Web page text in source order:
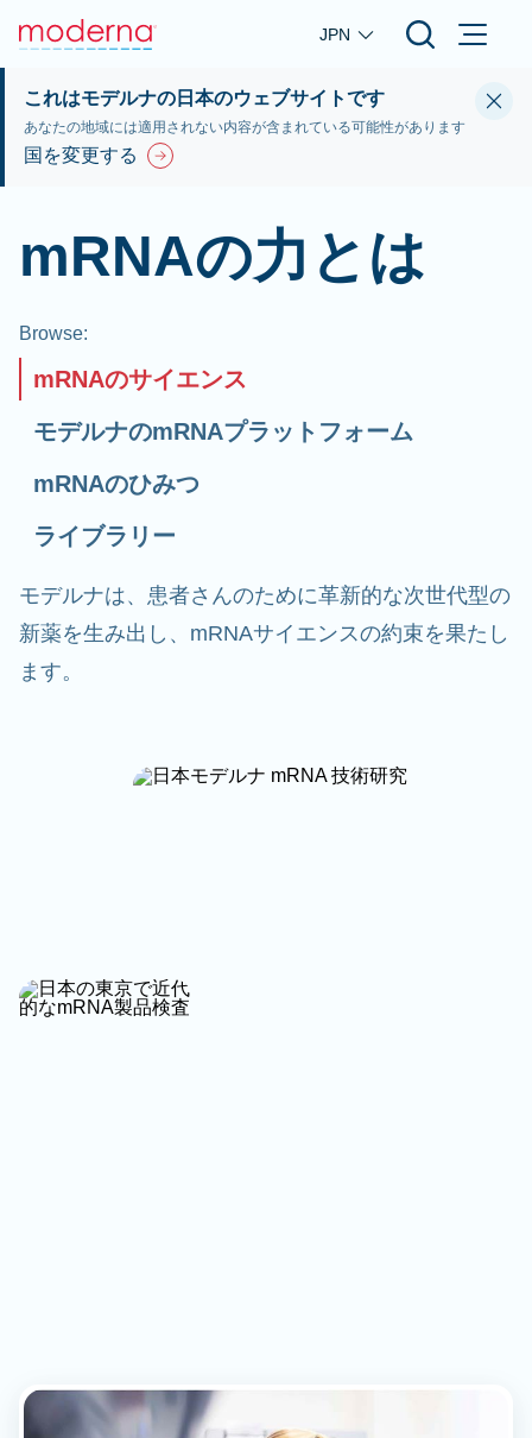
Skip to main content
JPN
これはモデルナの日本のウェブサイトです
あなたの地域には適用されない内容が含まれている可能性があります
国を変更する
mRNAの力とは
Browse:
mRNAのサイエンス
モデルナのmRNAプラットフォーム
mRNAのひみつ
ライブラリー
モデルナは、患者さんのために革新的な次世代型の
新薬を生み出し、mRNAサイエンスの約束を果たし
ます。